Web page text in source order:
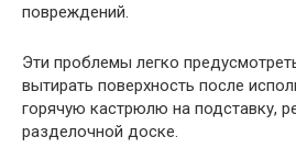
повреждений.
Эти проблемы легко
вытирать поверхность после
горячую кастрюлю на подставку,
разделочной доске.